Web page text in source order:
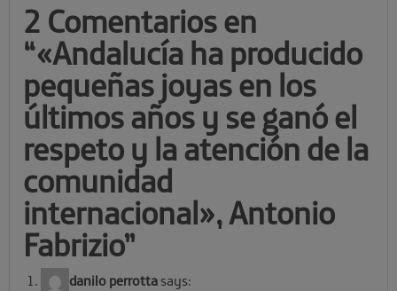
2 Comentarios en
“«Andalucía ha producido
pequeñas joyas en los
últimos años y se ganó el
respeto y la atención de la
comunidad
internacional», Antonio
Fabrizio”
danilo perrotta says: